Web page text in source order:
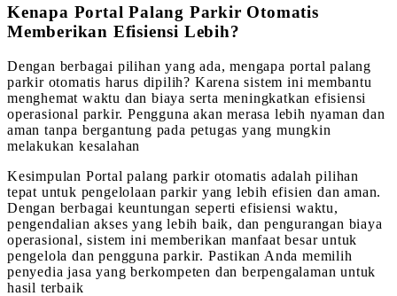
Kenapa Portal Palang Parkir Otomatis
Memberikan Efisiensi Lebih?
Dengan berbagai pilihan yang ada, mengapa portal palang
parkir otomatis harus dipilih? Karena sistem ini membantu
menghemat waktu dan biaya serta meningkatkan efisiensi
operasional parkir. Pengguna akan merasa lebih nyaman dan
aman tanpa bergantung pada petugas yang mungkin
melakukan kesalahan
Kesimpulan Portal palang parkir otomatis adalah pilihan
tepat untuk pengelolaan parkir yang lebih efisien dan aman.
Dengan berbagai keuntungan seperti efisiensi waktu,
pengendalian akses yang lebih baik, dan pengurangan biaya
operasional, sistem ini memberikan manfaat besar untuk
pengelola dan pengguna parkir. Pastikan Anda memilih
penyedia jasa yang berkompeten dan berpengalaman untuk
hasil terbaik